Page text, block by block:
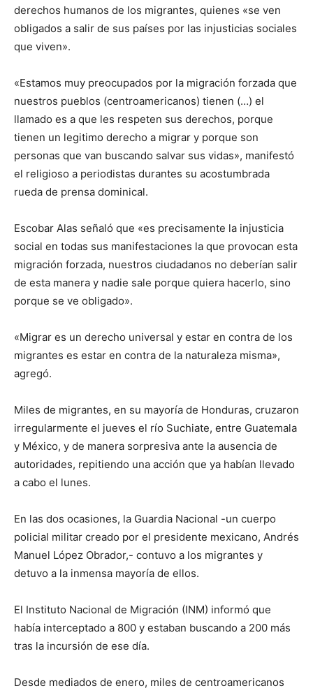
derechos humanos de los migrantes, quienes «se ven
obligados a salir de sus países por las injusticias sociales
que viven».
«Estamos muy preocupados por la migración forzada que
nuestros pueblos (centroamericanos) tienen (…) el
llamado es a que les respeten sus derechos, porque
tienen un legitimo derecho a migrar y porque son
personas que van buscando salvar sus vidas», manifestó
el religioso a periodistas durantes su acostumbrada
rueda de prensa dominical.
Escobar Alas señaló que «es precisamente la injusticia
social en todas sus manifestaciones la que provocan esta
migración forzada, nuestros ciudadanos no deberían salir
de esta manera y nadie sale porque quiera hacerlo, sino
porque se ve obligado».
«Migrar es un derecho universal y estar en contra de los
migrantes es estar en contra de la naturaleza misma»,
agregó.
Miles de migrantes, en su mayoría de Honduras, cruzaron
irregularmente el jueves el río Suchiate, entre Guatemala
y México, y de manera sorpresiva ante la ausencia de
autoridades, repitiendo una acción que ya habían llevado
a cabo el lunes.
En las dos ocasiones, la Guardia Nacional -un cuerpo
policial militar creado por el presidente mexicano, Andrés
Manuel López Obrador,- contuvo a los migrantes y
detuvo a la inmensa mayoría de ellos.
El Instituto Nacional de Migración (INM) informó que
había interceptado a 800 y estaban buscando a 200 más
tras la incursión de ese día.
Desde mediados de enero, miles de centroamericanos